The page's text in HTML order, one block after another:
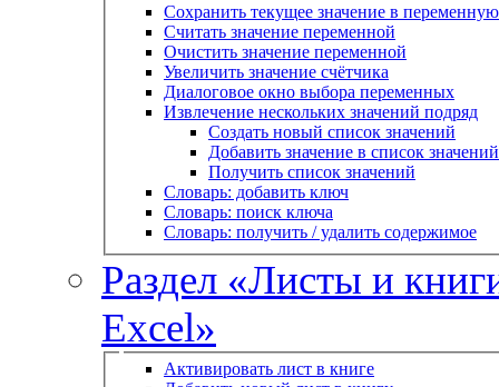
Сохранить текущее значение в переменную
Считать значение переменной
Очистить значение переменной
Увеличить значение счётчика
Диалоговое окно выбора переменных
Извлечение нескольких значений подряд
Создать новый список значений
Добавить значение в список значений
Получить список значений
Словарь: добавить ключ
Словарь: поиск ключа
Словарь: получить / удалить содержимое
Раздел «Листы и
Excel»
Активировать лист в книге